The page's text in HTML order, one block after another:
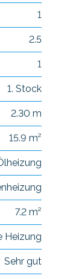
1
2.5
1
1. Stock
2.30 m
15.9 m²
7.2 m²
Heizung
Sehr gut